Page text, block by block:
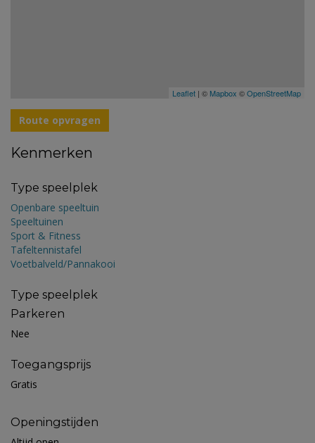
Leaflet | © Mapbox ©OpenStreetMap
Route opvragen
Kenmerken
Type speelplek
Openbare speeltuin
Speeltuinen
Sport & Fitness
Tafeltennistafel
Voetbalveld/Pannakooi
Type speelplek
Parkeren
Nee
Toegangsprijs
Gratis
Openingstijden